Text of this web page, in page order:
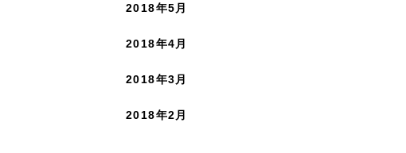
2018年5月
2018年4月
2018年3月
2018年2月